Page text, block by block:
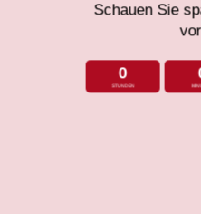
Schauen Sie
0
STUNDEN